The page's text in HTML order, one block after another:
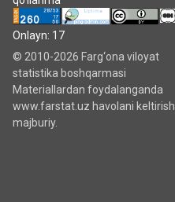
Onlayn: 17
© 2010-2026 Farg‘ona viloyat
statistika boshqarmasi
Materiallardan foydalanganda
www.farstat.uz havolani keltirish
majburiy.